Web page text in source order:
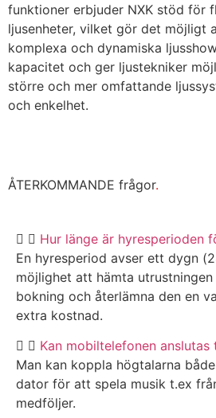
funktioner erbjuder NXK stöd för
ljusenheter, vilket gör det möjligt
komplexa och dynamiska
kapacitet och ger ljustekniker
större och mer omfattande
och enkelhet.
ÅTERKOMMANDE frågor.
Hur länge är hyresperioden
En hyresperiod avser ett dygn
möjlighet att hämta
bokning och återlämna den en
extra kostnad.
Kan mobiltelefonen anslutas
Man kan koppla högtalarna
dator för att spela musik t.ex
medföljer.